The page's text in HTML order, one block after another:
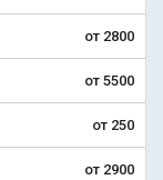
от 2800
от 5500
от 250
от 2900